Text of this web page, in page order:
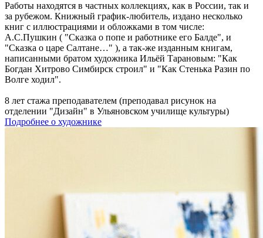
Работы находятся в частных коллекциях, как в России, так и
за рубежом. Книжный график-любитель, издано несколько
книг с иллюстрациями и обложками в том числе:
А.С.Пушкин ( "Сказка о попе и работнике его Балде", и
"Сказка о царе Салтане…" ), а так-же изданным книгам,
написанными братом художника Ильёй Тарановым: "Как
Богдан Хитрово Симбирск строил" и "Как Стенька Разин по
Волге ходил".
8 лет стажа преподавателем (преподавал рисунок на
отделении "Дизайн" в Ульяновском училище культуры)
Подробнее о художнике